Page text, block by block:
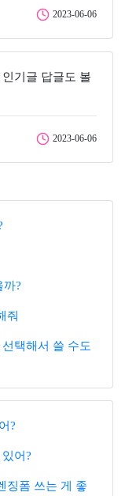
2023-06-06
기글 답글도 볼
2023-06-06
까?
줘
택해서 쓸 수도
?
어?
징폼 쓰는 게 좋